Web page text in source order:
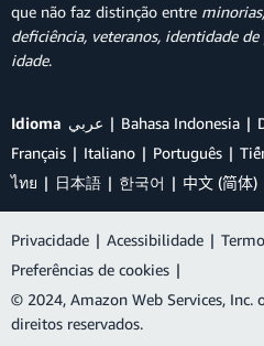
que não faz distinção entre
deficiência, veteranos, identidade
idade.
Idioma عربي Bahasa Indonesia
Français
Italiano Português
ไทย
日本語 한국어 中文 (简体)
Privacidade | Acessibilidade |
Preferências de cookies |
© 2024, Amazon Web Services, Inc.
direitos reservados.